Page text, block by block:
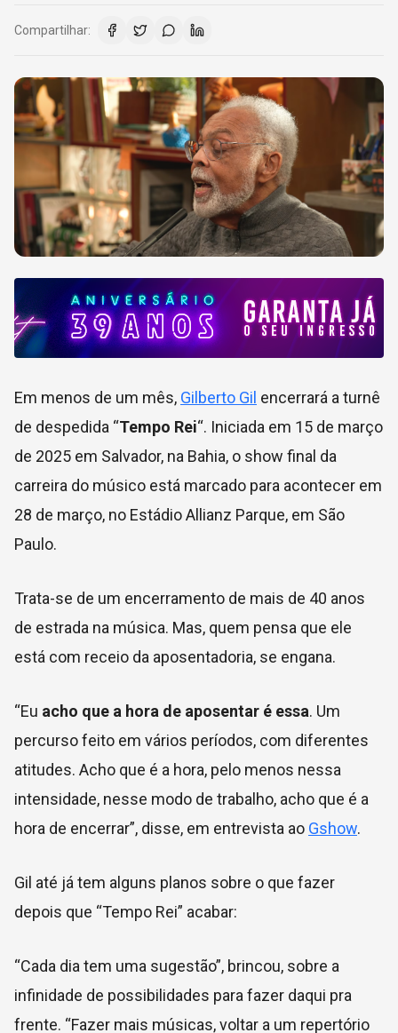
Compartilhar:
Em menos de um mês, Gilberto Gil encerrará a turnê
de despedida “Tempo Rei“. Iniciada em 15 de março
de 2025 em Salvador, na Bahia, o show final da
carreira do músico está marcado para acontecer em
28 de março, no Estádio Allianz Parque, em São
Paulo.
Trata-se de um encerramento de mais de 40 anos
de estrada na música. Mas, quem pensa que ele
está com receio da aposentadoria, se engana.
“Eu acho que a hora de aposentar é essa. Um
percurso feito em vários períodos, com diferentes
atitudes. Acho que é a hora, pelo menos nessa
intensidade, nesse modo de trabalho, acho que é a
hora de encerrar”, disse, em entrevista ao Gshow.
Gil até já tem alguns planos sobre o que fazer
depois que “Tempo Rei” acabar:
“Cada dia tem uma sugestão”, brincou, sobre a
infinidade de possibilidades para fazer daqui pra
frente. “Fazer mais músicas, voltar a um repertório